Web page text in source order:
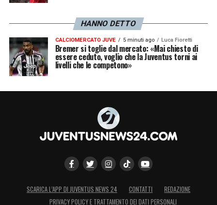
HANNO DETTO
CALCIOMERCATO JUVE 5 minuti ago Luca Fioretti
Bremer si toglie dal mercato: «Mai chiesto di
essere ceduto, voglio che la Juventus torni ai
livelli che le competono»
SCARICA L’APP DI JUVENTUS NEWS 24 CONTATTI
REDAZIONE
PRIVACY POLICY E TRATTAMENTO DEI DATI PERSONALI